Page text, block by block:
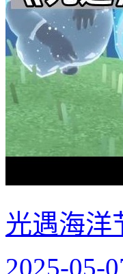
光遇海洋
2025-05-